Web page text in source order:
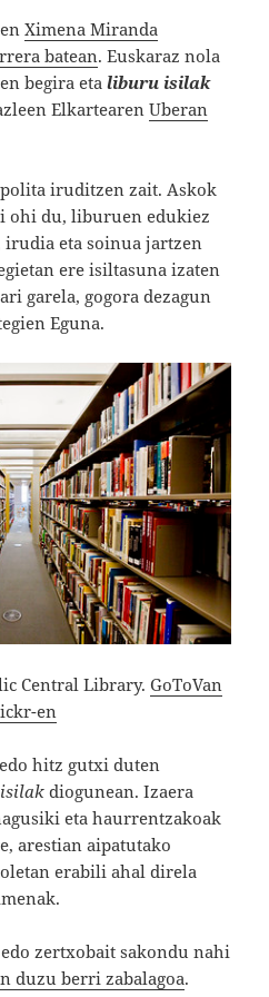
Ximena Miranda
batean. Euskaraz nola
begira etaliburu isilak
ElkartearenUberan
iruditzen zait. Askok
ohi du, liburuen edukiez
eta soinua jartzen
ere isiltasuna izaten
garela, gogora dezagun
Eguna.
Central Library. GoToVan
en
hitz gutxi duten
diogunean. Izaera
eta haurrentzakoak
arestian aipatutako
erabili ahal direla
zertxobait sakondu nahi
duzu berri zabalagoa.